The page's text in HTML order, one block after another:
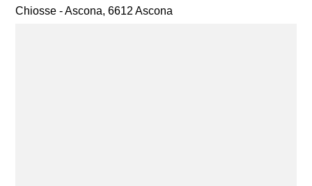
Chiosse - Ascona, 6612 Ascona